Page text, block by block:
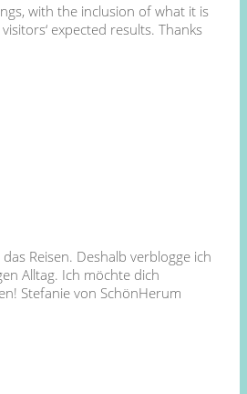
with the inclusion of what it is
expected results. Thanks
Reisen. Deshalb verblogge ich
Alltag. Ich möchte dich
Stefanie von SchönHerum